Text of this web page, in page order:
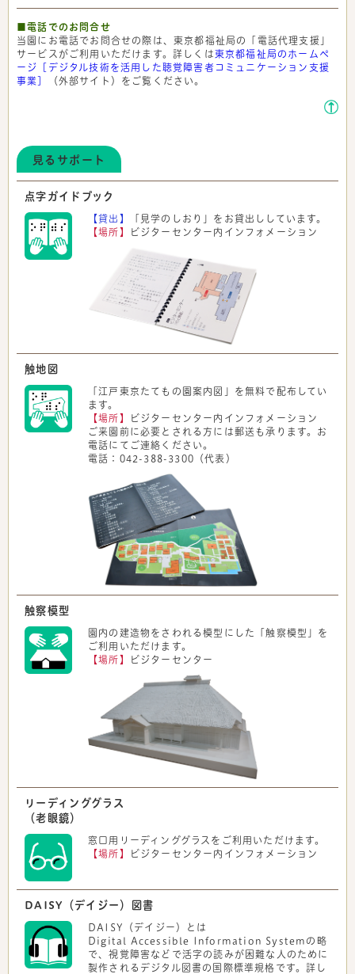
■電話でのお問合せ
当園にお電話でお問合せの際は、東京都福祉局の「電話代理支援」
サービスがご利用いただけます。詳しくは 東京都福祉局のホームペ
ージ［デジタル技術を活用した聴覚障害者コミュニケーション支援
事業］
（外部サイト）をご覧ください。
見るサポート
点字ガイドブック
【貸出】
「見学のしおり」をお貸出ししています。
【場所】
ビジターセンター内インフォメーション
触地図
「江戸東京たてもの園案内図」を無料で配布してい
ます。
【場所】
ビジターセンター内インフォメーション
ご来園前に必要とされる方には郵送も承ります。お
電話にてご連絡ください。
電話：042-388-3300（代表）
触察模型
園内の建造物をさわれる模型にした「触察模型」を
ご利用いただけます。
【場所】
ビジターセンター
リーディンググラス
（老眼鏡）
窓口用リーディンググラスをご利用いただけます。
【場所】
ビジターセンター内インフォメーション
DAISY（デイジー）図書
DAISY（デイジー）とは
Digital Accessible Information Systemの略
で、視覚障害などで活字の読みが困難な人のために
製作されるデジタル図書の国際標準規格です。詳し